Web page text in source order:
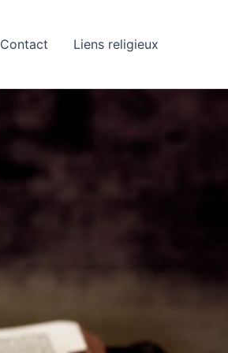
Contact Liens religieux